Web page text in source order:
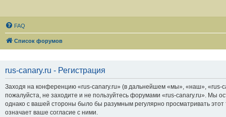
FAQ
Список форумов
rus-canary.ru - Регистрация
Заходя на конференцию «rus-canary.ru» (в дальнейшем «мы», «наш», «rus-
пожалуйста, не заходите и не пользуйтесь форумами «rus-canary.ru». Мы
однако с вашей стороны было бы разумным регулярно просматривать
означает ваше согласие с ними.